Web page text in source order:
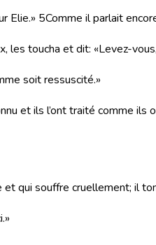
Elie.» 5Comme il parlait
les toucha et dit: «Levez-
soit ressuscité.»
et ils l’ont traité comme ils
qui souffre cruellement; il